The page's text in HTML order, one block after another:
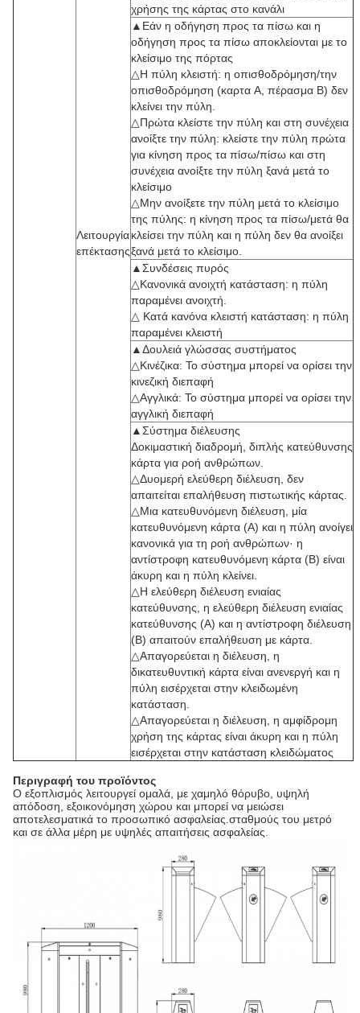
Λειτουργία
επέκτασης
χρήσης της κάρτας στο κανάλι
▲Εάν η οδήγηση προς τα πίσω και η
οδήγηση προς τα πίσω αποκλείονται με το
κλείσιμο της πόρτας
△Η πύλη κλειστή: η οπισθοδρόμηση/την
οπισθοδρόμηση (καρτα A, πέρασμα B) δεν
κλείνει την πύλη.
△Πρώτα κλείστε την πύλη και στη συνέχεια
ανοίξτε την πύλη: κλείστε την πύλη πρώτα
για κίνηση προς τα πίσω/πίσω και στη
συνέχεια ανοίξτε την πύλη ξανά μετά το
κλείσιμο
△Μην ανοίξετε την πύλη μετά το κλείσιμο
της πύλης: η κίνηση προς τα πίσω/μετά θα
κλείσει την πύλη και η πύλη δεν θα ανοίξει
ξανά μετά το κλείσιμο.
▲Συνδέσεις πυρός
△Κανονικά ανοιχτή κατάσταση: η πύλη
παραμένει ανοιχτή.
△ Κατά κανόνα κλειστή κατάσταση: η πύλη
παραμένει κλειστή
▲Δουλειά γλώσσας συστήματος
△Κινέζικα: Το σύστημα μπορεί να ορίσει την
κινεζική διεπαφή
△Αγγλικά: Το σύστημα μπορεί να ορίσει την
αγγλική διεπαφή
▲Σύστημα διέλευσης
Δοκιμαστική διαδρομή, διπλής κατεύθυνσης
κάρτα για ροή ανθρώπων.
△Δυομερή ελεύθερη διέλευση, δεν
απαιτείται επαλήθευση πιστωτικής κάρτας.
△Μια κατευθυνόμενη διέλευση, μία
κατευθυνόμενη κάρτα (Α) και η πύλη ανοίγει
κανονικά για τη ροή ανθρώπων· η
αντίστροφη κατευθυνόμενη κάρτα (Β) είναι
άκυρη και η πύλη κλείνει.
△Η ελεύθερη διέλευση ενιαίας
κατεύθυνσης, η ελεύθερη διέλευση ενιαίας
κατεύθυνσης (A) και η αντίστροφη διέλευση
(B) απαιτούν επαλήθευση με κάρτα.
△Απαγορεύεται η διέλευση, η
δικατευθυντική κάρτα είναι ανενεργή και η
πύλη εισέρχεται στην κλειδωμένη
κατάσταση.
△Απαγορεύεται η διέλευση, η αμφίδρομη
χρήση της κάρτας είναι άκυρη και η πύλη
εισέρχεται στην κατάσταση κλειδώματος
Περιγραφή του προϊόντος
Ο εξοπλισμός λειτουργεί ομαλά, με χαμηλό θόρυβο, υψηλή
απόδοση, εξοικονόμηση χώρου και μπορεί να μειώσει
αποτελεσματικά το προσωπικό ασφαλείας.σταθμούς του μετρό
και σε άλλα μέρη με υψηλές απαιτήσεις ασφαλείας.